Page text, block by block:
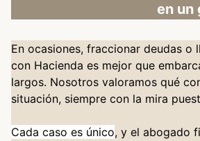
en un
En ocasiones, fraccionar deudas o
con Hacienda es mejor que
largos. Nosotros valoramos qué
situación, siempre con la mira
Cada caso es único, y el abogado